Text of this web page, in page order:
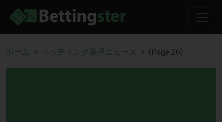
ホーム ベッティング業界ニュース (Page 26)